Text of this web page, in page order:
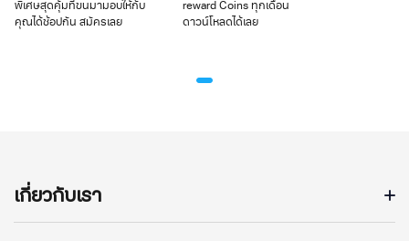
พิเศษสุดคุ้มที่ขนมามอบให้กับ
คุณได้ช้อปกัน สมัครเลย
reward Coins ทุกเดือน
ดาวน์โหลดได้เลย
เกี่ยวกับเรา